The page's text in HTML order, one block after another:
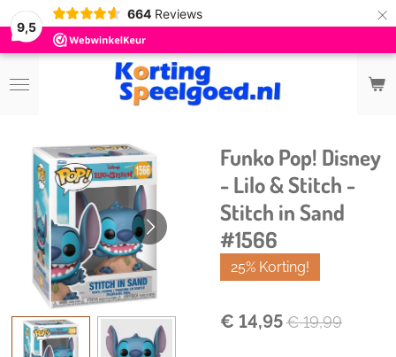
9,5
664 Reviews ×
Funko Pop! Disney
- Lilo & Stitch -
Stitch in Sand
#1566
25% Korting!
€ 14,95€ 19,99